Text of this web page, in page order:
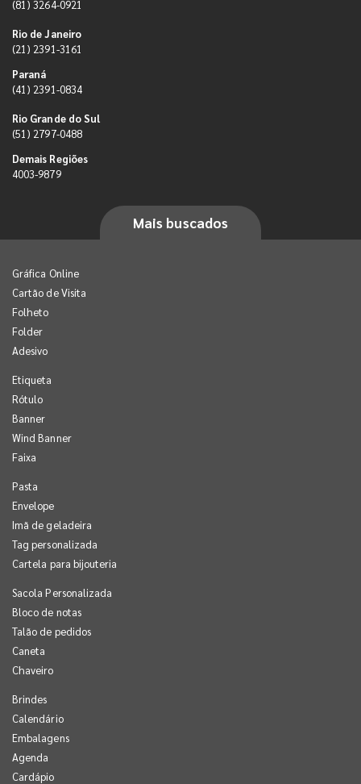
(81) 3264-0921
Rio de Janeiro
(21) 2391-3161
Paraná
(41) 2391-0834
Rio Grande do Sul
(51) 2797-0488
Demais Regiões
4003-9879
Mais buscados
Gráfica Online
Cartão de Visita
Folheto
Folder
Adesivo
Etiqueta
Rótulo
Banner
Wind Banner
Faixa
Pasta
Envelope
Imã de geladeira
Tag personalizada
Cartela para bijouteria
Sacola Personalizada
Bloco de notas
Talão de pedidos
Caneta
Chaveiro
Brindes
Calendário
Embalagens
Agenda
Cardápio